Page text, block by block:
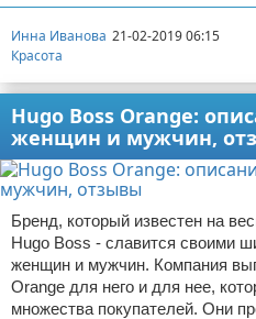
Инна Иванова 21-02-2019 06:15
Красота
Hugo Boss Orange:
женщин и мужчин,
Бренд, который известен на
Hugo Boss - славится своими
женщин и мужчин. Компания
Orange для него и для нее,
множества покупателей. Они